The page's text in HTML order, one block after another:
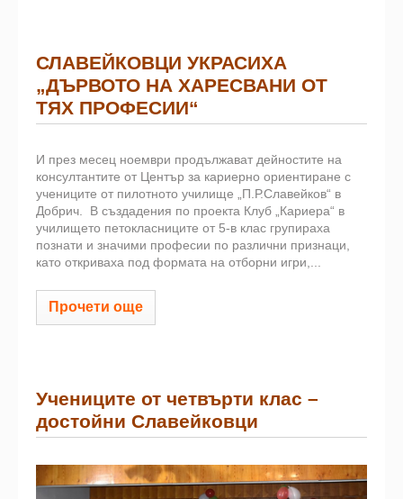
СЛАВЕЙКОВЦИ УКРАСИХА
„ДЪРВОТО НА ХАРЕСВАНИ ОТ
ТЯХ ПРОФЕСИИ“
И през месец ноември продължават дейностите на
консултантите от Център за кариерно ориентиране с
учениците от пилотното училище „П.Р.Славейков“ в
Добрич.
В създадения по проекта Клуб „Кариера“ в
училището петокласниците от 5-в клас групираха
познати и значими професии по различни признаци,
като откриваха под формата на отборни игри,...
Прочети още
Учениците от четвърти клас –
достойни Славейковци